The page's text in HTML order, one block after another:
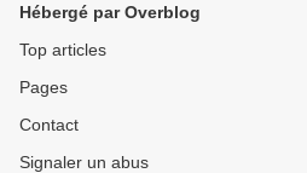
Hébergé par Overblog
Top articles
Pages
Contact
Signaler un abus